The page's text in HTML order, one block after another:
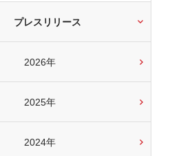
プレスリリース
2026年
2025年
2024年